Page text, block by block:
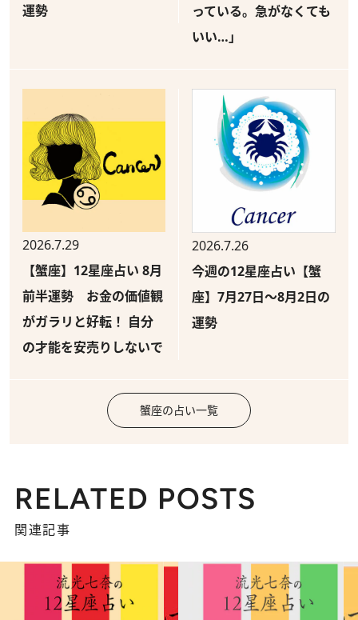
運勢
っている。急がなくても
いい…」
2026.7.29
【蟹座】12星座占い 8月
前半運勢 お金の価値観
がガラリと好転！ 自分
の才能を安売りしないで
2026.7.26
今週の12星座占い【蟹
座】7月27日～8月2日の
運勢
蟹座の占い一覧
RELATED POSTS
関連記事